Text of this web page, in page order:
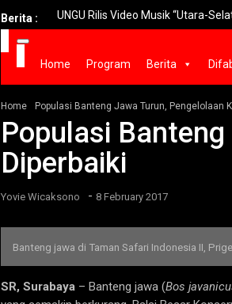
Berita :UNGU Rilis Video Musik “Utara-Selatan”
Home Program Berita
Home Populasi Banteng Jawa Turun, Pengelolaan
Populasi
Diperbaiki
Yovie Wicaksono - 8 February 2017
Banteng jawa di Taman Safari Indonesia II,
SR, Surabaya – Banteng jawa (Bos